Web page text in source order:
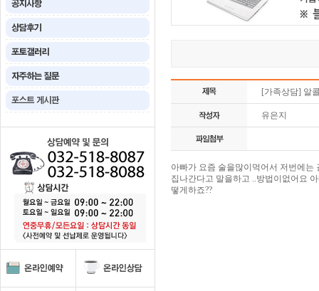
[가족상담] 알
유은지
아빠가 요즘 술을많이먹어서 저번에
집나간다고 말을하고 ..방법이없어요
떻게하죠??